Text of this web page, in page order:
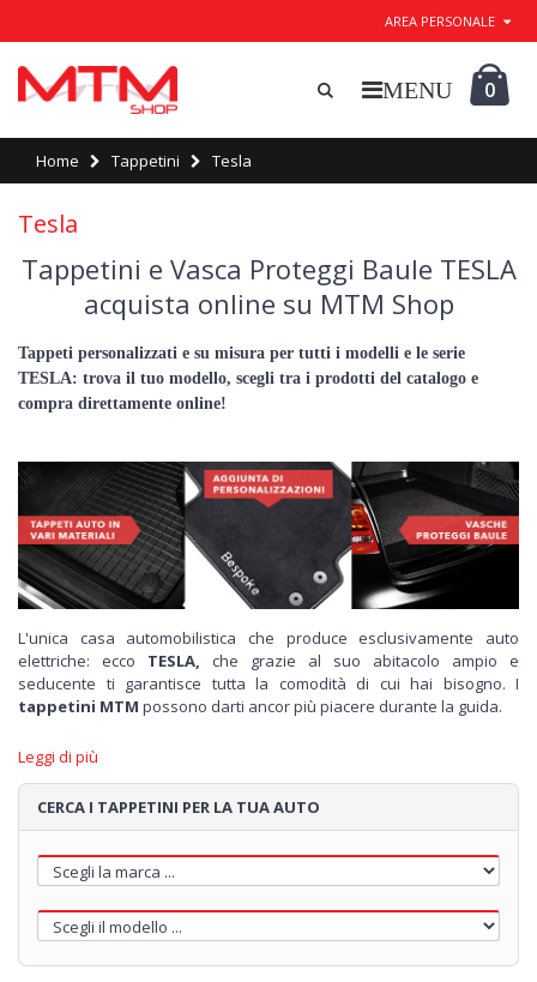
AREA PERSONALE
0
Home Tappetini Tesla
Tesla
Tappetini e Vasca Proteggi Baule TESLA
acquista online su MTM Shop
Tappeti personalizzati e su misura per tutti i modelli e le serie
TESLA: trova il tuo modello, scegli tra i prodotti del catalogo e
compra direttamente online!
L'unica casa automobilistica che produce esclusivamente auto
elettriche: ecco TESLA, che grazie al suo abitacolo ampio e
seducente ti garantisce tutta la comodità di cui hai bisogno. I
tappetini MTM possono darti ancor più piacere durante la guida.
Su
MTM Shop
diversi materiali: la
con un ricamo o con un logo a tuo piacere; il
è
raffinato e conferisce classe alla tua auto, infine la
per chi ama la praticità e la pulizia.
Oltre ai tappetini,MTM
vasca baule per la
pianale del baule ed è in grado di trasportare carico di ogni genere
mantenendolo ben fermo e senza rovinare il tuo bagagliaio.
Leggi di più
CERCA I TAPPETINI PER LA TUA AUTO